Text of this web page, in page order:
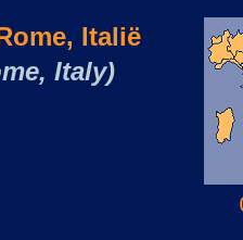
Italië
Italy)